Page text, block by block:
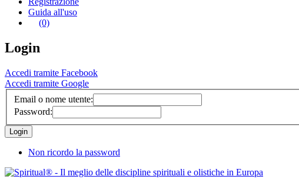
Guida all'uso
(0)
Login
Accedi tramite Facebook
Accedi tramite Google
Email o nome utente:
Password:
Non ricordo la password